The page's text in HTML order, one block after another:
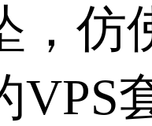
，仿
VPS